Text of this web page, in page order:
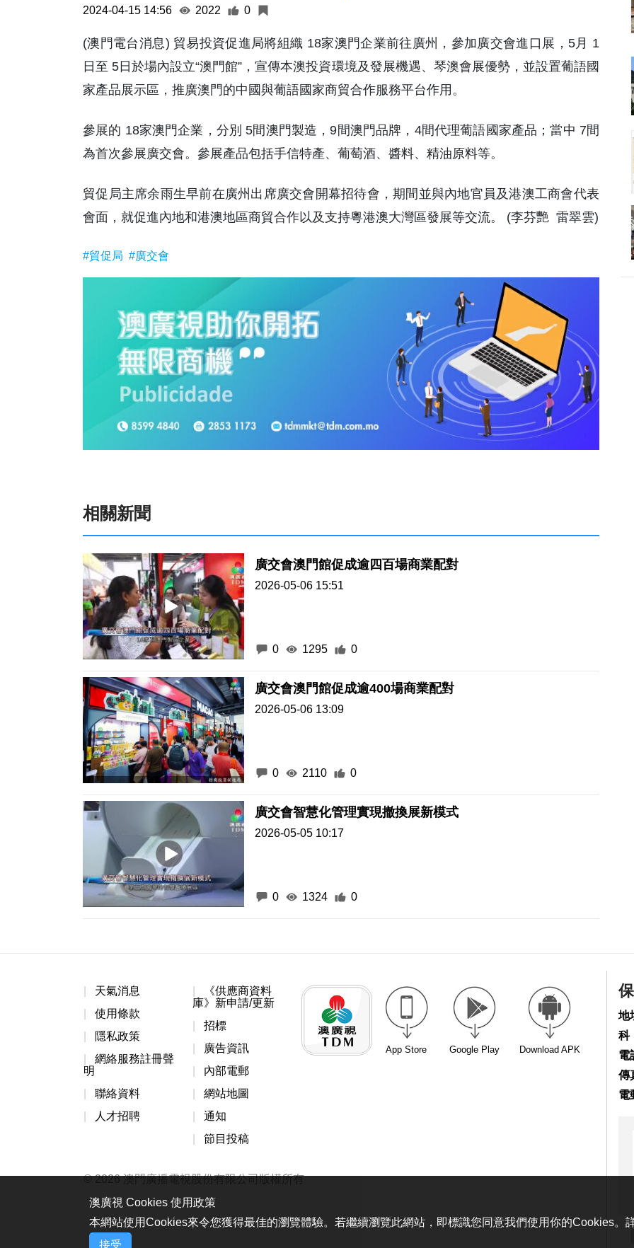
2024-04-15 14:56 2022 0
(澳門電台消息) 貿易投資促進局將組織 18家澳門企業前往廣州，參加廣交會進口展，5月 1
日至 5日於場內設立“澳門館”，宣傳本澳投資環境及發展機遇、琴澳會展優勢，並設置葡語國
家產品展示區，推廣澳門的中國與葡語國家商貿合作服務平台作用。
參展的 18家澳門企業，分別 5間澳門製造，9間澳門品牌，4間代理葡語國家產品；當中 7間
為首次參展廣交會。參展產品包括手信特產、葡萄酒、醬料、精油原料等。
貿促局主席余雨生早前在廣州出席廣交會開幕招待會，期間並與內地官員及港澳工商會代表
會面，就促進內地和港澳地區商貿合作以及支持粵港澳大灣區發展等交流。 (李芬艷 雷翠雲)
#貿促局 #廣交會
相關新聞
廣交會澳門館促成逾四百場商業配對
2026-05-06 15:51
0 1295 0
廣交會澳門館促成逾400場商業配對
2026-05-06 13:09
0 2110 0
廣交會智慧化管理實現撤換展新模式
2026-05-05 10:17
0 1324 0
天氣消息
使用條款
隱私政策
網絡服務註冊聲
明
聯絡資料
人才招聘
《供應商資料
庫》新申請/更新
招標
廣告資訊
內部電郵
網站地圖
通知
節目投稿
App Store Google Play Download APK
© 2026 澳門廣播電視股份有限公司版權所有
地
科
電
傳
電
澳廣視 Cookies 使用政策
本網站使用Cookies來令您獲得最佳的瀏覽體驗。若繼續瀏覽此網站，即標識您同意我們使用你的Cookies。
接受